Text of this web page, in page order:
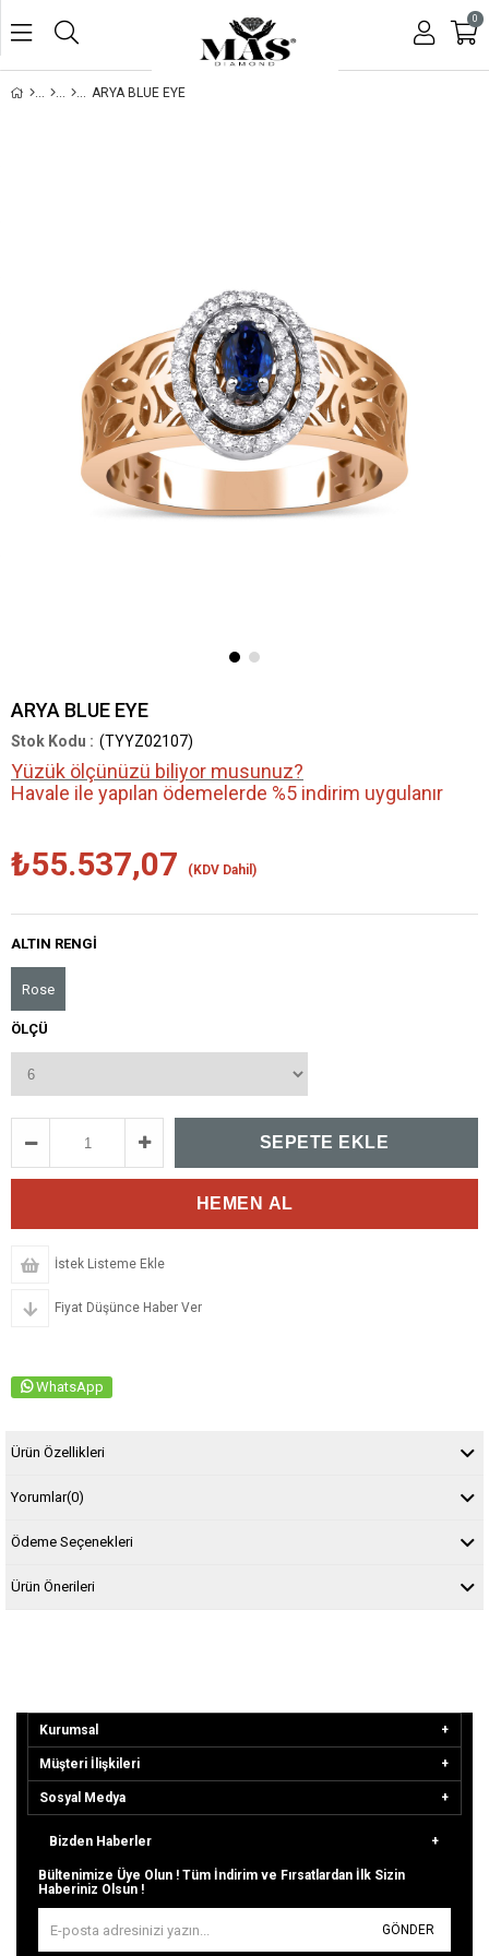
0
ARYA BLUE EYE
ARYA BLUE EYE
(TYYZ02107)
Yüzük ölçünüzü biliyor musunuz?
Havale ile yapılan ödemelerde %5 indirim uygulanır
₺55.537,07 (KDV Dahil)
ALTIN RENGI
Rose
ÖLÇÜ
İstek Listeme Ekle
Fiyat Düşünce Haber Ver
WhatsApp
Ürün Özellikleri
Yorumlar(0)
Ödeme Seçenekleri
Ürün Önerileri
Kurumsal
Müşteri İlişkileri
Sosyal Medya
Bizden Haberler
Bültenimize Üye Olun ! Tüm İndirim ve Fırsatlardan İlk Sizin
Haberiniz Olsun !
GÖNDER